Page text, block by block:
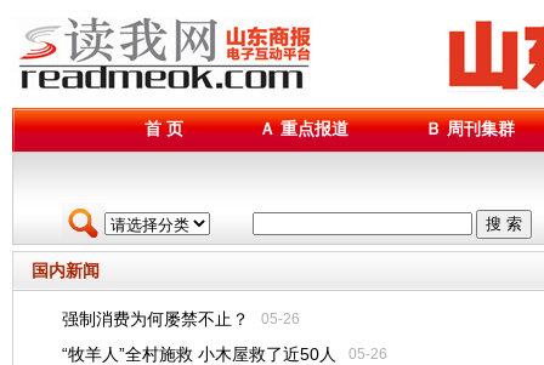
首 页 Ａ 重点报道 Ｂ 周刊集群
搜 索
国内新闻
强制消费为何屡禁不止？ 05-26
“牧羊人”全村施救 小木屋救了近50人 05-26